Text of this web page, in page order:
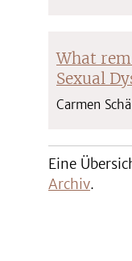
What
Sexual
Carmen
Eine
Archiv.